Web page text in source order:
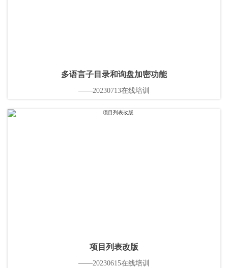
多语言子目录和询盘加密功能
——20230713在线培训
项目列表改版
——20230615在线培训